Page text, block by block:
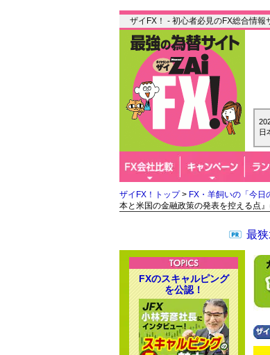
ザイFX！ - 初心者必見のFX総合情報
日
ザイFX！トップ> FX・羊飼いの「今日
本と米国の金融政策の発表を控える点』
最
FXのスキャルピング
を公認！